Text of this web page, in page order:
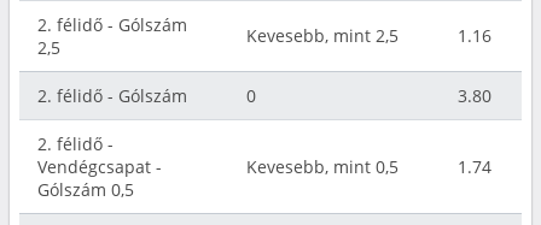
2. félidő - Gólszám
2,5
Kevesebb, mint 2,5 1.16
2. félidő - Gólszám 0 3.80
2. félidő -
Vendégcsapat -
Gólszám 0,5
Kevesebb, mint 0,5 1.74